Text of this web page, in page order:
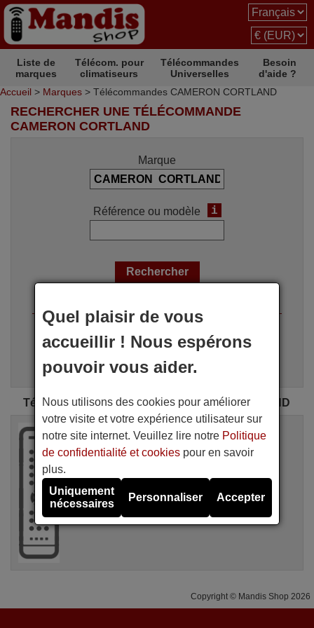
Liste de
marques
Télécom. pour
climatiseurs
Télécommandes
Universelles
Besoin
d'aide ?
Accueil > Marques > Télécommandes CAMERON CORTLAND
RECHERCHER UNE TÉLÉCOMMANDE
CAMERON CORTLAND
Marque
Référence ou modèle i
Recherche Avancée
Assistant de recherche
Télécommandes d'origine CAMERON CORTLAND
CAMERON CORTLAND HTL4100 STH5500
Non disponible
(voir télécommandes équivalentes disponibles)
CAMERON CORTLAND
Copyright © Mandis Shop 2026
Quel plaisir de vous
accueillir ! Nous espérons
pouvoir vous aider.
Nous utilisons des cookies pour améliorer
votre visite et votre expérience utilisateur sur
notre site internet. Veuillez lire notre Politique
de confidentialité et cookies pour en savoir
plus.
Uniquement
nécessaires
Personnaliser Accepter